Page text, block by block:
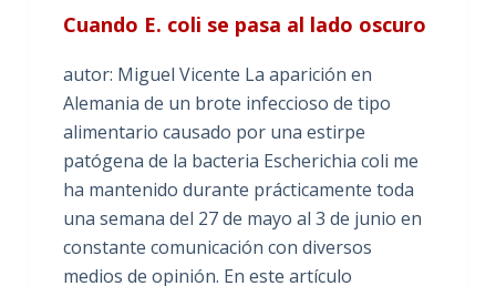
Cuando E. coli se pasa al lado oscuro
autor: Miguel Vicente La aparición en
Alemania de un brote infeccioso de tipo
alimentario causado por una estirpe
patógena de la bacteria Escherichia coli me
ha mantenido durante prácticamente toda
una semana del 27 de mayo al 3 de junio en
constante comunicación con diversos
medios de opinión. En este artículo